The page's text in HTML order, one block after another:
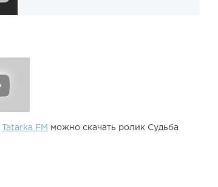
Tatarka FM можно скачать ролик Судьба